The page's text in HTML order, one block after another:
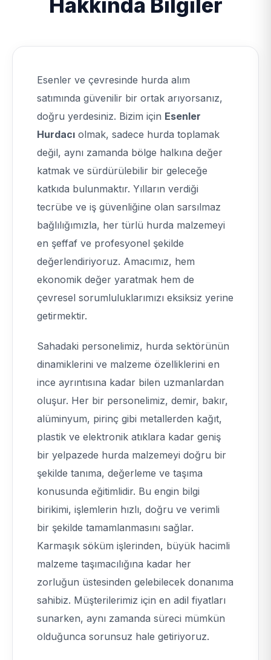
Hakkında Bilgiler
Esenler ve çevresinde hurda alım
satımında güvenilir bir ortak arıyorsanız,
doğru yerdesiniz. Bizim için Esenler
Hurdacı olmak, sadece hurda toplamak
değil, aynı zamanda bölge halkına değer
katmak ve sürdürülebilir bir geleceğe
katkıda bulunmaktır. Yılların verdiği
tecrübe ve iş güvenliğine olan sarsılmaz
bağlılığımızla, her türlü hurda malzemeyi
en şeffaf ve profesyonel şekilde
değerlendiriyoruz. Amacımız, hem
ekonomik değer yaratmak hem de
çevresel sorumluluklarımızı eksiksiz yerine
getirmektir.
Sahadaki personelimiz, hurda sektörünün
dinamiklerini ve malzeme özelliklerini en
ince ayrıntısına kadar bilen uzmanlardan
oluşur. Her bir personelimiz, demir, bakır,
alüminyum, pirinç gibi metallerden kağıt,
plastik ve elektronik atıklara kadar geniş
bir yelpazede hurda malzemeyi doğru bir
şekilde tanıma, değerleme ve taşıma
konusunda eğitimlidir. Bu engin bilgi
birikimi, işlemlerin hızlı, doğru ve verimli
bir şekilde tamamlanmasını sağlar.
Karmaşık söküm işlerinden, büyük hacimli
malzeme taşımacılığına kadar her
zorluğun üstesinden gelebilecek donanıma
sahibiz. Müşterilerimiz için en adil fiyatları
sunarken, aynı zamanda süreci mümkün
olduğunca sorunsuz hale getiriyoruz.